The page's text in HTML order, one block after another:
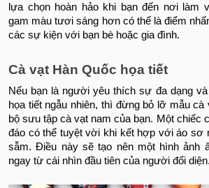
lựa chọn hoàn hảo khi bạn đến nơi làm
gam màu tươi sáng hơn có thể là điểm
các sự kiện với bạn bè hoặc gia đình.
Cà vạt Hàn Quốc họa tiết
Nếu bạn là người yêu thích sự đa dạng
họa tiết ngẫu nhiên, thì đừng bỏ lỡ mẫu cà
bộ sưu tập cà vạt nam của bạn. Một chiếc
đáo có thể tuyệt vời khi kết hợp với áo sơ
sẫm. Điều này sẽ tạo nên một hình ảnh
ngay từ cái nhìn đầu tiên của người đối diện.